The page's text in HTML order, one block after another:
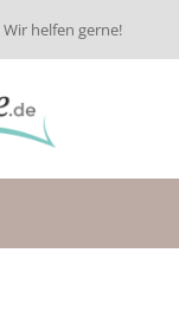
helfen gerne!